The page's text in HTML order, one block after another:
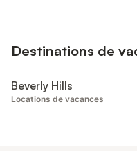
Destinations de
Beverly Hills
Locations de vacances